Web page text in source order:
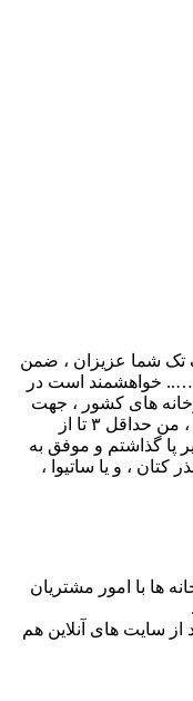
عزیزان ، ضمن
است در
کشور ، جهت
سهولت در تهیه آنها تدبیری بیندیشید ، من حداقل ۳ تا از
و موفق به
یا ساتیوا ،
امور مشتریان
های آنلاین هم